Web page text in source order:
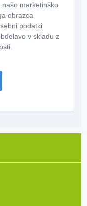
našo marketinško
obrazca
podatki
v skladu z